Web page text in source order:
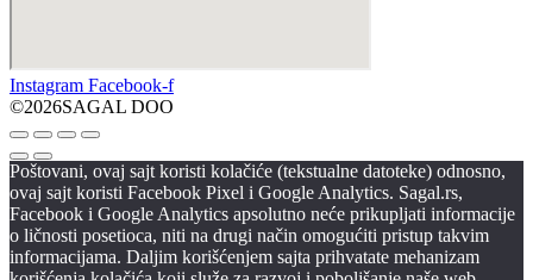
Instagram Facebook-f
©2026SAGAL DOO
Poštovani, ovaj sajt koristi kolačiće (tekstualne datoteke) odnosno,
ovaj sajt koristi Facebook Pixel i Google Analytics. Sagal.rs,
Facebook i Google Analytics apsolutno neće prikupljati informacije
o ličnosti posetioca, niti na drugi način omogućiti pristup takvim
informacijama. Daljim korišćenjem sajta prihvatate mehanizam